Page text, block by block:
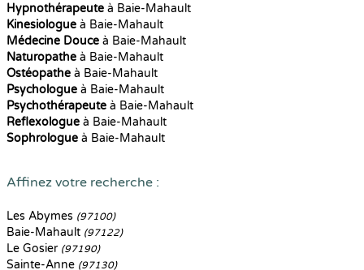
Hypnothérapeute à Baie-Mahault
Kinesiologue à Baie-Mahault
Médecine Douce à Baie-Mahault
Naturopathe à Baie-Mahault
Ostéopathe à Baie-Mahault
Psychologue à Baie-Mahault
Psychothérapeute à Baie-Mahault
Reflexologue à Baie-Mahault
Sophrologue à Baie-Mahault
Affinez votre recherche :
Les Abymes (97100)
Baie-Mahault (97122)
Le Gosier (97190)
Sainte-Anne (97130)